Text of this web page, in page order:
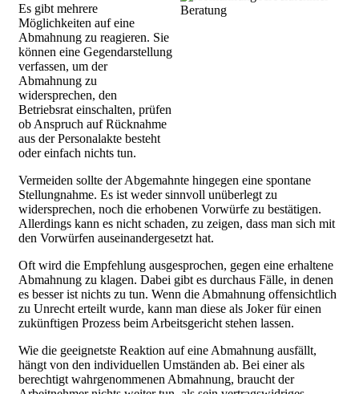
Es gibt mehrere
Möglichkeiten auf eine
Abmahnung zu reagieren. Sie
können eine Gegendarstellung
verfassen, um der
Abmahnung zu
widersprechen, den
Betriebsrat einschalten, prüfen
ob Anspruch auf Rücknahme
aus der Personalakte besteht
oder einfach nichts tun.
Vermeiden sollte der Abgemahnte hingegen eine spontane
Stellungnahme. Es ist weder sinnvoll unüberlegt zu
widersprechen, noch die erhobenen Vorwürfe zu bestätigen.
Allerdings kann es nicht schaden, zu zeigen, dass man sich mit
den Vorwürfen auseinandergesetzt hat.
Oft wird die Empfehlung ausgesprochen, gegen eine erhaltene
Abmahnung zu klagen. Dabei gibt es durchaus Fälle, in denen
es besser ist nichts zu tun. Wenn die Abmahnung offensichtlich
zu Unrecht erteilt wurde, kann man diese als Joker für einen
zukünftigen Prozess beim Arbeitsgericht stehen lassen.
Wie die geeignetste Reaktion auf eine Abmahnung ausfällt,
hängt von den individuellen Umständen ab. Bei einer als
berechtigt wahrgenommenen Abmahnung, braucht der